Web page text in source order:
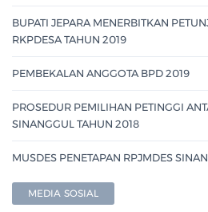
BUPATI JEPARA MENERBITKAN
RKPDESA TAHUN 2019
PEMBEKALAN ANGGOTA BPD 2019
PROSEDUR PEMILIHAN PETINGGI
SINANGGUL TAHUN 2018
MUSDES PENETAPAN RPJMDES
MEDIA SOSIAL